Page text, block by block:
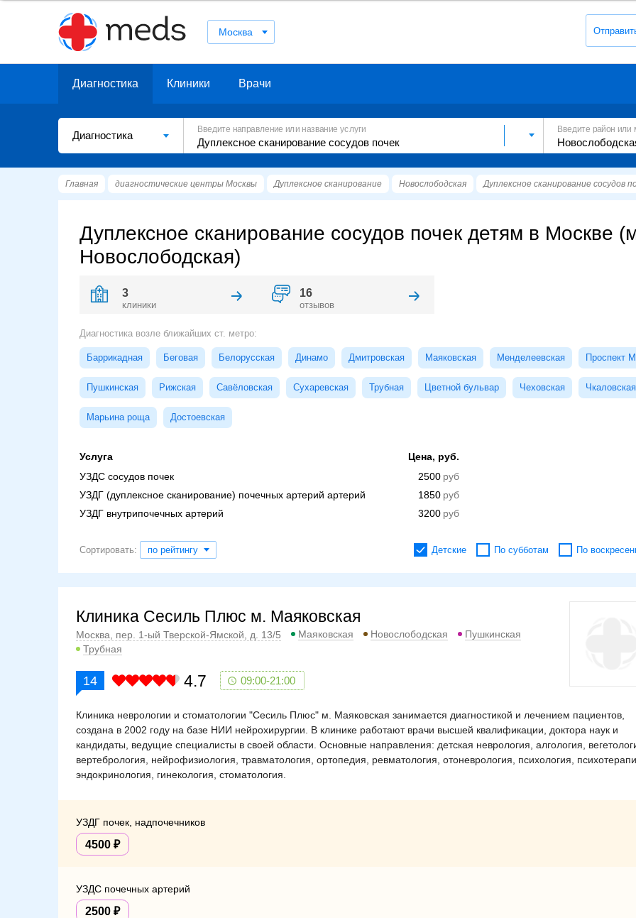
Москва
Диагностика Клиники Врачи
Диагностика
Введите направление или название услуги Введите район или
Главная диагностические центры Москвы Дуплексное сканирование Новослободская Дуплексное сканирование сосудов
Дуплексное сканирование сосудов почек детям в Москве
Новослободская)
3
клиники
16
отзывов
Диагностика возле ближайших ст. метро:
Баррикадная Беговая Белорусская Динамо Дмитровская Маяковская Менделеевская Проспект
Пушкинская Рижская Савёловская Сухаревская Трубная Цветной бульвар Чеховская Чкаловская
Марьина роща Достоевская
Услуга
Цена, руб.
УЗДС сосудов почек
2500
УЗДГ (дуплексное сканирование) почечных артерий артерий
1850
УЗДГ внутрипочечных артерий
3200
Сортировать: по рейтингу Детские По субботам По
Клиника Сесиль Плюс м. Маяковская
Москва, пер. 1-ый Тверской-Ямской, д. 13/5 Маяковская Новослободская
Пушкинская
Трубная
14 4.7 09:00-21:00
Клиника неврологии и стоматологии "Сесиль Плюс" м. Маяковская занимается диагностикой и лечением пациентов,
создана в 2002 году на базе НИИ нейрохирургии. В клинике работают врачи высшей квалификации, доктора наук и
кандидаты, ведущие специалисты в своей области. Основные направления: детская неврология, алгология,
вертебрология, нейрофизиология, травматология, ортопедия, ревматология, отоневрология, психология,
эндокринология, гинекология, стоматология.
УЗДГ почек, надпочечников
4500
УЗДС почечных артерий
2500